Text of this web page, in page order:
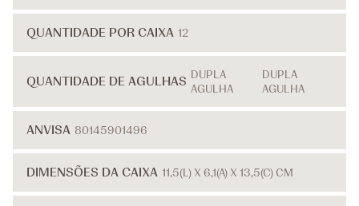
QUANTIDADE POR CAIXA 12
QUANTIDADE DE AGULHAS DUPLA
AGULHA
DUPLA
AGULHA
ANVISA 80145901496
DIMENSÕES DA CAIXA 11,5(L) X 6,1(A) X 13,5(C) CM